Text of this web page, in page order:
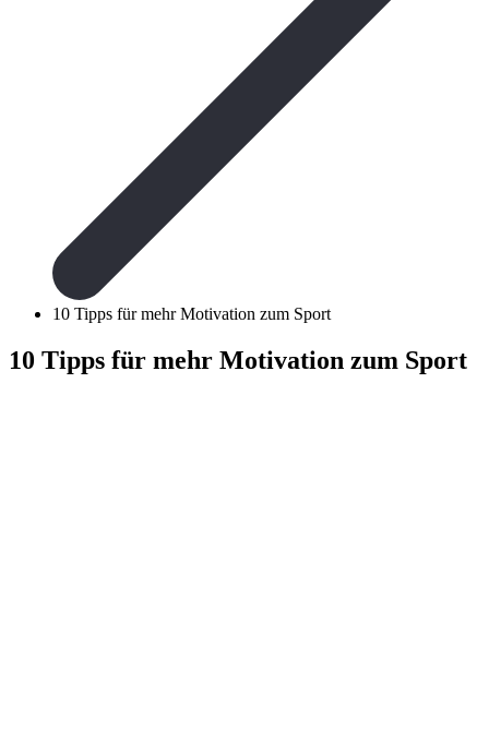
10 Tipps für mehr Motivation zum Sport
10 Tipps für mehr Motivation zum Sport